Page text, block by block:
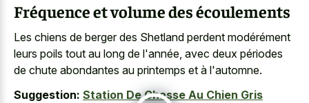
Fréquence et volume des écoulements
Les chiens de berger des Shetland perdent modérément
leurs poils tout au long de l'année, avec deux périodes
de chute abondantes au printemps et à l'automne.
Suggestion: Station De Chasse Au Chien Gris